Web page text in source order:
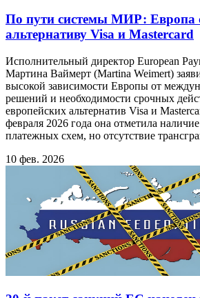
По пути системы МИР: Европа
альтернативу Visa и Mastercard
Исполнительный директор European
Мартина Ваймерт (Martina Weimert)
высокой зависимости Европы от
решений и необходимости срочных
европейских альтернатив Visa и
февраля 2026 года она отметила
платежных схем, но отсутствие
10 фев. 2026